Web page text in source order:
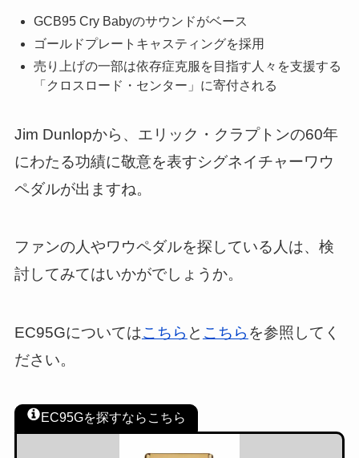
GCB95 Cry Babyのサウンドがベース
ゴールドプレートキャスティングを採用
売り上げの一部は依存症克服を目指す人々を支援する
「クロスロード・センター」に寄付される
Jim Dunlopから、エリック・クラプトンの60年
にわたる功績に敬意を表すシグネイチャーワウ
ペダルが出ますね。
ファンの人やワウペダルを探している人は、検
討してみてはいかがでしょうか。
EC95Gについてはこちら と こちら を参照してく
ださい。
EC95Gを探すならこちら